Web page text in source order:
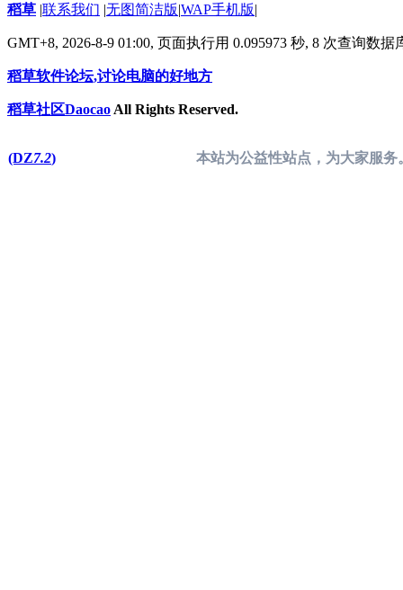
稻草 |联系我们 |无图简洁版|WAP手机版|
GMT+8, 2026-8-9 01:00, 页面执行用 0.095973 秒, 8 次查询数
稻草软件论坛,讨论电脑的好地方
稻草社区Daocao All Rights Reserved.
(DZ7.2) 本站为公益性站点，为大家服